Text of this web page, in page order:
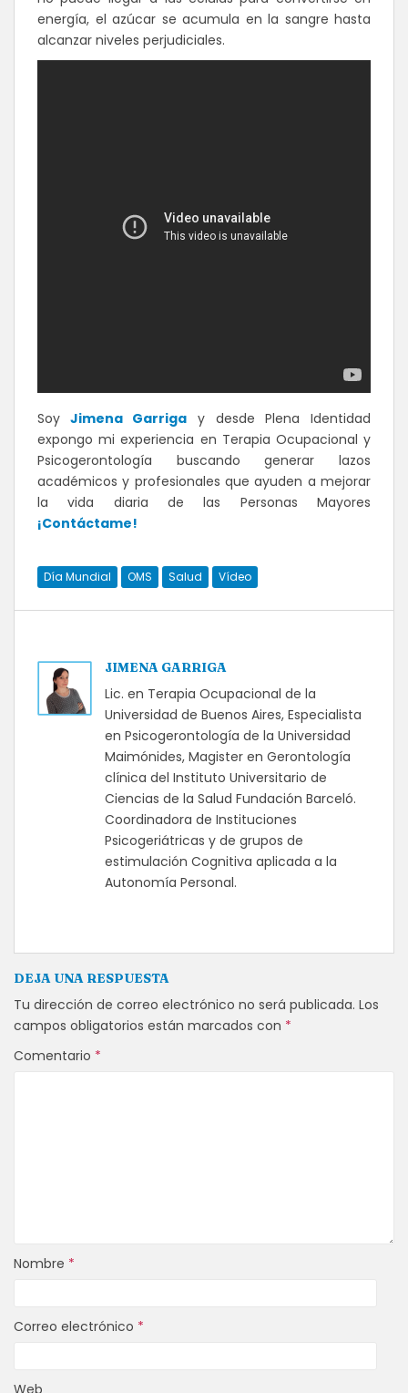
energía, el azúcar se acumula en la sangre hasta
alcanzar niveles perjudiciales.
Soy Jimena Garriga y desde Plena Identidad
expongo mi experiencia en Terapia Ocupacional y
Psicogerontología buscando generar lazos
académicos y profesionales que ayuden a mejorar
la vida diaria de las Personas Mayores
¡Contáctame!
Día Mundial OMS Salud Vídeo
JIMENA GARRIGA
Lic. en Terapia Ocupacional de la
Universidad de Buenos Aires, Especialista
en Psicogerontología de la Universidad
Maimónides, Magister en Gerontología
clínica del Instituto Universitario de
Ciencias de la Salud Fundación Barceló.
Coordinadora de Instituciones
Psicogeriátricas y de grupos de
estimulación Cognitiva aplicada a la
Autonomía Personal.
DEJA UNA RESPUESTA
Tu dirección de correo electrónico no será publicada. Los
campos obligatorios están marcados con *
Comentario *
Nombre *
Correo electrónico *
Web